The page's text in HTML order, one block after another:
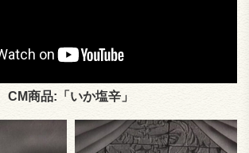
CM商品:「いか塩辛」